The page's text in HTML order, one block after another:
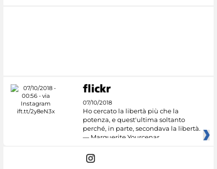
07/10/2018
Ho cercato la libertà più che la
potenza, e quest'ultima soltanto
perché, in parte, secondava la libertà.
— Marguerite Yourcenar